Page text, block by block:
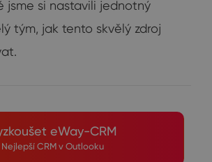
jsme si nastavili jednotný
tým, jak tento skvělý zdroj
eWay-CRM
Nejlepší CRM v Outlooku